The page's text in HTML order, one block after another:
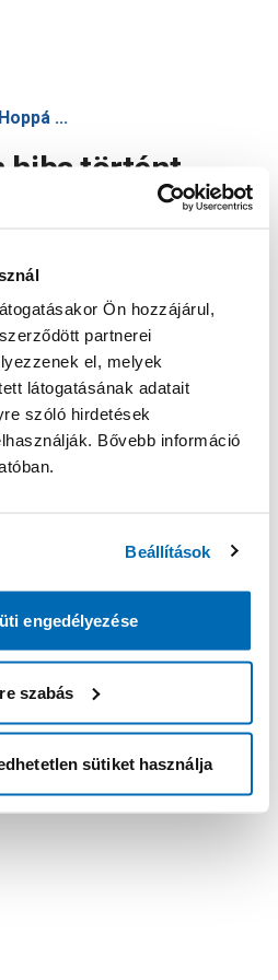
Ön hozzájárul,
partnerei
el, melyek
látogatásának adatait
szóló hirdetések
Bővebb információ
Beállítások
engedélyezése
szabás
sütiket használja
Hoppá ...
hiba történt
újratöltése